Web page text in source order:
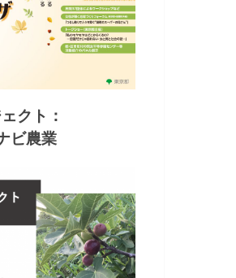
クト：
ビ農業